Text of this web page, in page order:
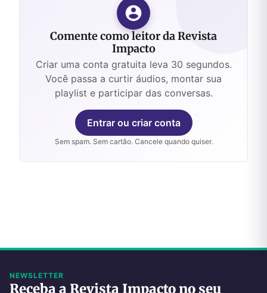
Comente como leitor da Revista
Impacto
Criar uma conta gratuita leva 30 segundos.
Você passa a curtir áudios, montar sua
playlist e participar das conversas.
Entrar ou criar conta
Sem spam. Sem cartão. Cancele quando quiser.
NEWSLETTER
Receba a Revista Impacto no seu